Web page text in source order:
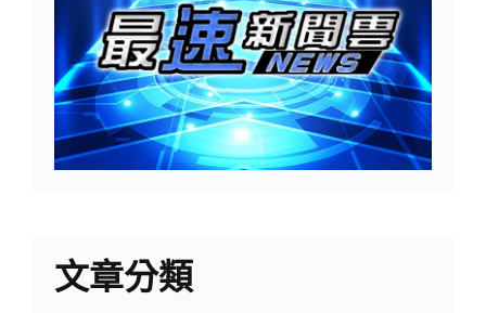
文章分類